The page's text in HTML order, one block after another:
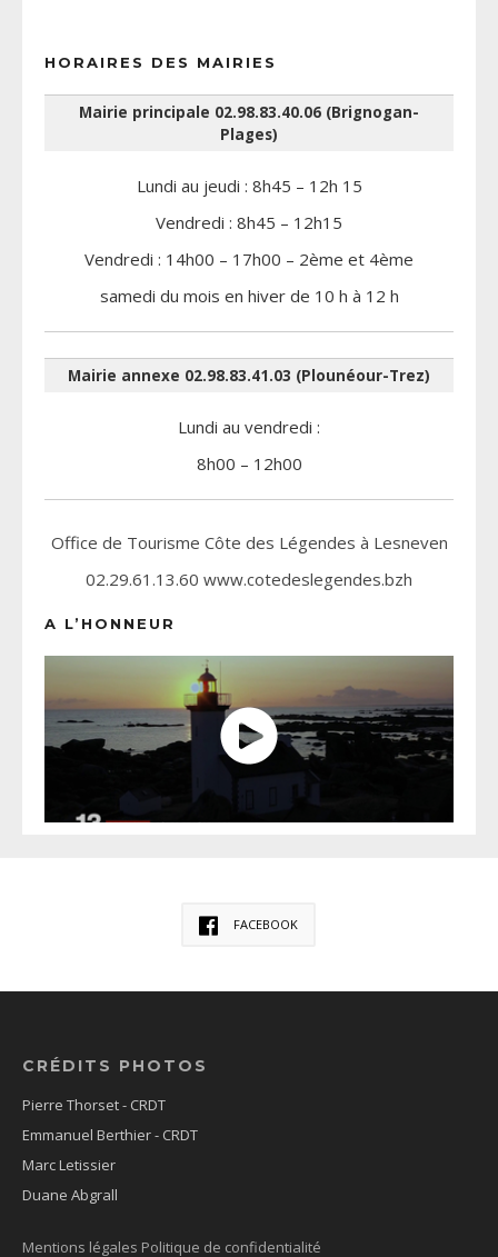
HORAIRES DES MAIRIES
Mairie principale 02.98.83.40.06 (Brignogan-
Plages)
Lundi au jeudi : 8h45 – 12h 15
Vendredi : 8h45 – 12h15
Vendredi : 14h00 – 17h00 – 2ème et 4ème
samedi du mois en hiver de 10 h à 12 h
Mairie annexe 02.98.83.41.03 (Plounéour-Trez)
Lundi au vendredi :
8h00 – 12h00
Office de Tourisme Côte des Légendes à Lesneven
02.29.61.13.60 www.cotedeslegendes.bzh
A L’HONNEUR
FACEBOOK
CRÉDITS PHOTOS
Pierre Thorset - CRDT
Emmanuel Berthier - CRDT
Marc Letissier
Duane Abgrall
Mentions légales Politique de confidentialité